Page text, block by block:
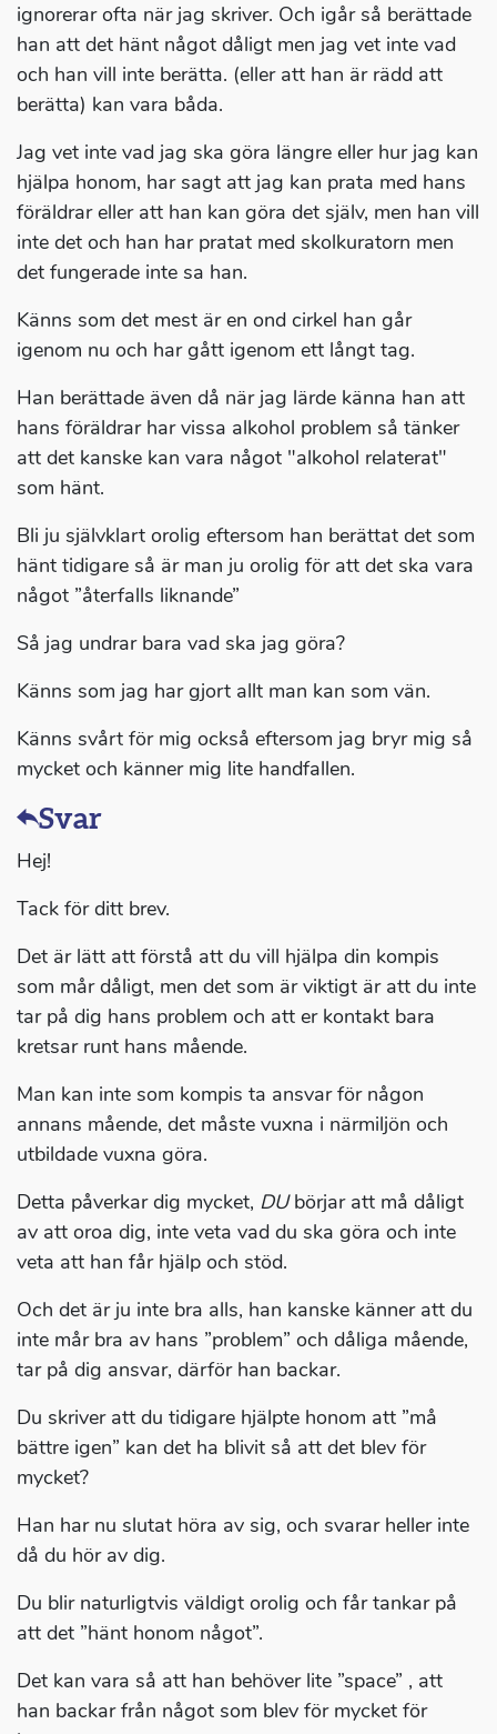
ignorerar ofta när jag skriver. Och igår så berättade
han att det hänt något dåligt men jag vet inte vad
och han vill inte berätta. (eller att han är rädd att
berätta) kan vara båda.
Jag vet inte vad jag ska göra längre eller hur jag kan
hjälpa honom, har sagt att jag kan prata med hans
föräldrar eller att han kan göra det själv, men han vill
inte det och han har pratat med skolkuratorn men
det fungerade inte sa han.
Känns som det mest är en ond cirkel han går
igenom nu och har gått igenom ett långt tag.
Han berättade även då när jag lärde känna han att
hans föräldrar har vissa alkohol problem så tänker
att det kanske kan vara något "alkohol relaterat"
som hänt.
Bli ju självklart orolig eftersom han berättat det som
hänt tidigare så är man ju orolig för att det ska vara
något ”återfalls liknande”
Så jag undrar bara vad ska jag göra?
Känns som jag har gjort allt man kan som vän.
Känns svårt för mig också eftersom jag bryr mig så
mycket och känner mig lite handfallen.
Svar
Hej!
Tack för ditt brev.
Det är lätt att förstå att du vill hjälpa din kompis
som mår dåligt, men det som är viktigt är att du inte
tar på dig hans problem och att er kontakt bara
kretsar runt hans mående.
Man kan inte som kompis ta ansvar för någon
annans mående, det måste vuxna i närmiljön och
utbildade vuxna göra.
Detta påverkar dig mycket, DUbörjar att må dåligt
av att oroa dig, inte veta vad du ska göra och inte
veta att han får hjälp och stöd.
Och det är ju inte bra alls, han kanske känner att du
inte mår bra av hans ”problem” och dåliga mående,
tar på dig ansvar, därför han backar.
Du skriver att du tidigare hjälpte honom att ”må
bättre igen” kan det ha blivit så att det blev för
mycket?
Han har nu slutat höra av sig, och svarar heller inte
då du hör av dig.
Du blir naturligtvis väldigt orolig och får tankar på
att det ”hänt honom något”.
Det kan vara så att han behöver lite ”space” , att
han backar från något som blev för mycket för